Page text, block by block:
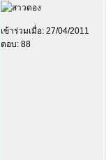
เข้าร่วมเมื่อ: 27/04/2011
ตอบ: 88